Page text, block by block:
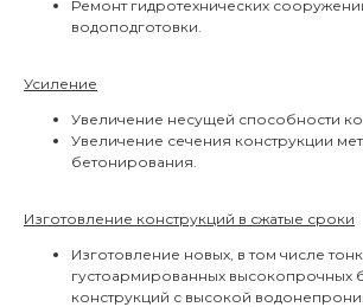
Ремонт гидротехнических
водоподготовки.
Усиление
Увеличение несущей способности
Увеличение сечения конструкции
бетонирования.
Изготовление конструкций в сжатые сроки
Изготовление новых, в том числе
густоармированных высокопрочных
конструкций с высокой